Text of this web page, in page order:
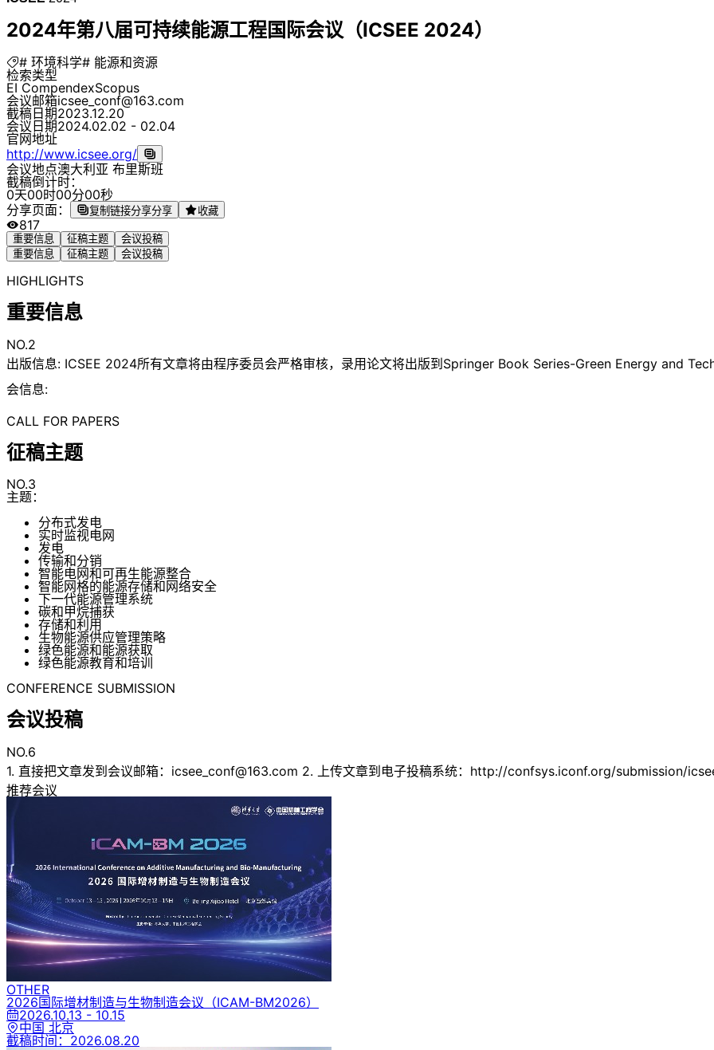
2024年第八届可持续能源工程国际会议（ICSEE 2024）
# 环境科学# 能源和资源
检索类型
EI CompendexScopus
会议邮箱icsee_conf@163.com
截稿日期2023.12.20
会议日期2024.02.02 - 02.04
官网地址
http://www.icsee.org/
会议地点澳大利亚 布里斯班
截稿倒计时：
0天00时00分00秒
分享页面：
复制链接分享分享 收藏
817
重要信息 征稿主题
会议投稿
重要信息
征稿主题 会议投稿
HIGHLIGHTS
重要信息
NO.2
出版信息: ICSEE 2024所有文章将由程序委员会严格审核，录用论文将出版到Springer Book Series-Green Energy and
会信息:
CALL FOR PAPERS
征稿主题
NO.3
主题：
分布式发电
实时监视电网
发电
传输和分销
智能电网和可再生能源整合
智能网格的能源存储和网络安全
下一代能源管理系统
碳和甲烷捕获
存储和利用
生物能源供应管理策略
绿色能源和能源获取
绿色能源教育和培训
CONFERENCE SUBMISSION
会议投稿
NO.6
1. 直接把文章发到会议邮箱： icsee_conf@163.com 2. 上传文章到电子投稿系统：http://confsys.iconf.org/submission/
推荐会议
OTHER
2026国际增材制造与生物制造会议 （ICAM-BM2026）
2026.10.13 - 10.15
中国 北京
截稿时间： 2026.08.20